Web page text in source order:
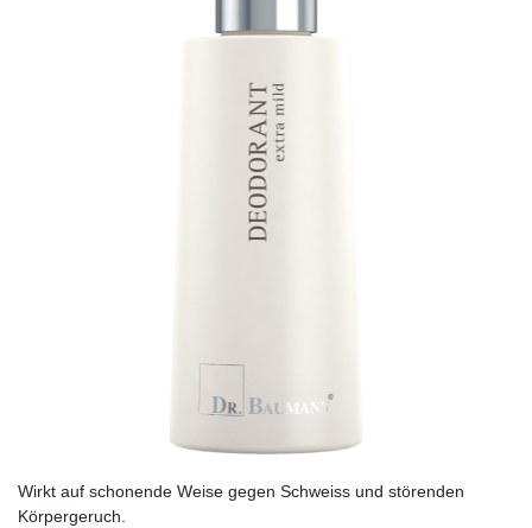
Wirkt auf schonende Weise gegen Schweiss und störenden
Körpergeruch.